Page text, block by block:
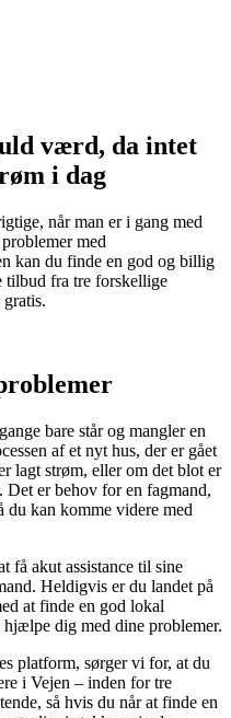
værd, da intet
i dag
når man er i gang med
med
kan du finde en god og billig
tilbud fra tre forskellige
bare står og mangler en
af et nyt hus, der er gået
lagt strøm, eller om det blot er
Det er behov for en fagmand,
kan komme videre med
få akut assistance til sine
Heldigvis er du landet på
at finde en god lokal
dig med dine problemer.
platform, sørger vi for, at du
i Vejen – inden for tre
så hvis du når at finde en